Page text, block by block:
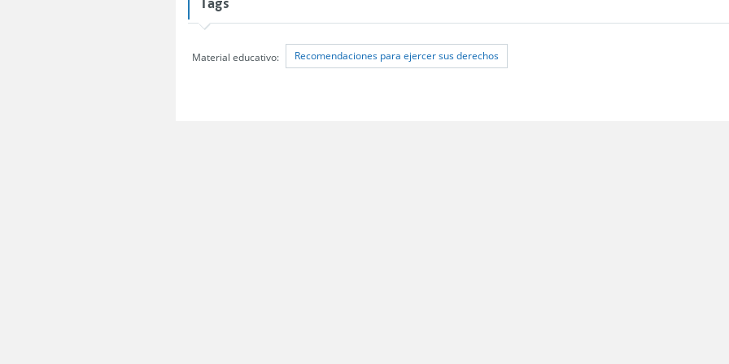
Material educativo: Recomendaciones para ejercer sus derechos